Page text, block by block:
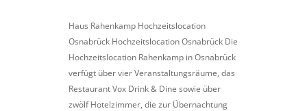
Haus Rahenkamp Hochzeitslocation
Osnabrück Hochzeitslocation Osnabrück Die
Hochzeitslocation Rahenkamp in Osnabrück
verfügt über vier Veranstaltungsräume, das
Restaurant Vox Drink & Dine sowie über
zwölf Hotelzimmer, die zur Übernachtung